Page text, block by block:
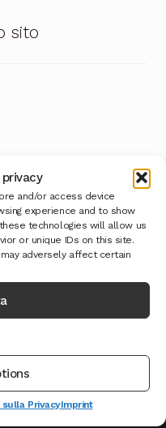
privacy
and/or access device
experience and to show
technologies will allow us
or unique IDs on this site.
adversely affect certain
sulla PrivacyImprint
sito
- TEST